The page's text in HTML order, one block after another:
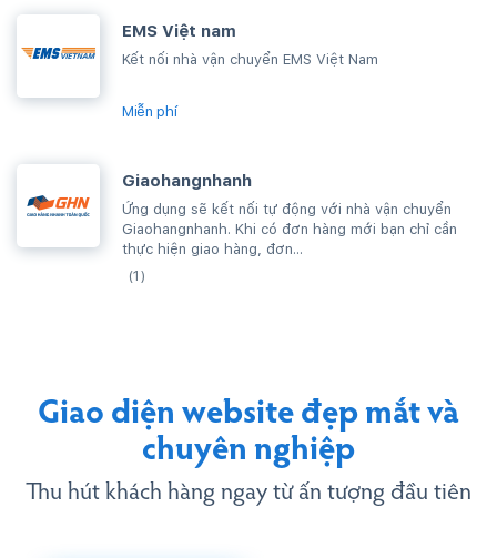
EMS Việt nam
Kết nối nhà vận chuyển EMS Việt Nam
Miễn phí
Giaohangnhanh
Ứng dụng sẽ kết nối tự động với nhà vận chuyển
Giaohangnhanh. Khi có đơn hàng mới bạn chỉ cần
thực hiện giao hàng, đơn...
(1)
Giao diện website đẹp mắt và
chuyên nghiệp
Thu hút khách hàng ngay từ ấn tượng đầu tiên